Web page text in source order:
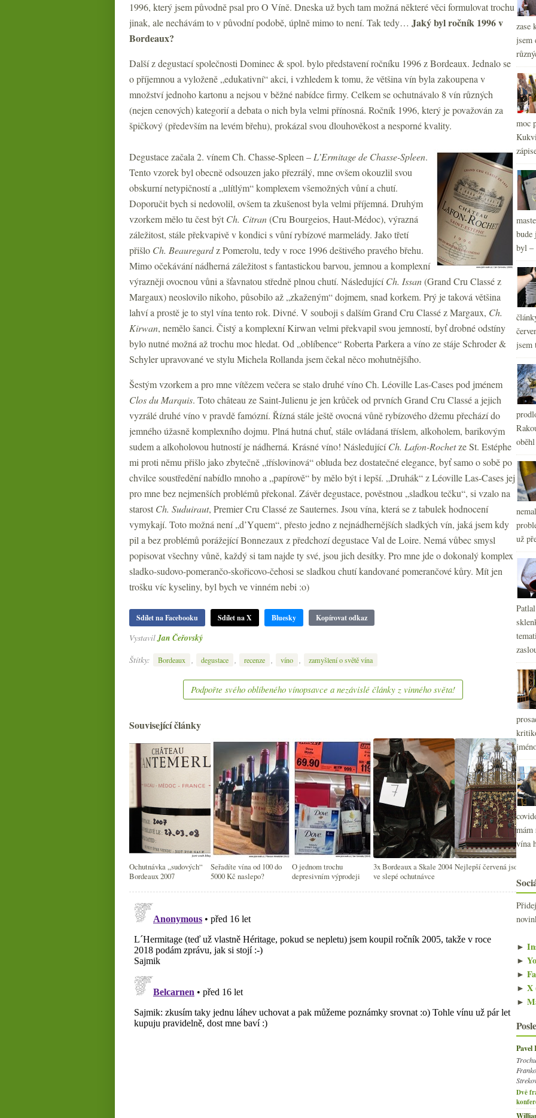
1996, který jsem původně psal pro O Víně. Dneska už bych tam možná některé věci formulovat trochu
jinak, ale nechávám to v původní podobě, úplně mimo to není. Tak tedy… Jaký byl ročník 1996 v
Bordeaux?
Další z degustací společnosti Dominec & spol. bylo představení ročníku 1996 z Bordeaux. Jednalo se
o příjemnou a vyloženě „edukativní“ akci, i vzhledem k tomu, že většina vín byla zakoupena v
množství jednoho kartonu a nejsou v běžné nabídce firmy. Celkem se ochutnávalo 8 vín různých
(nejen cenových) kategorií a debata o nich byla velmi přínosná. Ročník 1996, který je považován za
špičkový (především na levém břehu), prokázal svou dlouhověkost a nesporné kvality.
Degustace začala 2. vínem Ch. Chasse-Spleen – L’Ermitage de Chasse-Spleen.
Tento vzorek byl obecně odsouzen jako přezrálý, mne ovšem okouzlil svou
obskurní netypičností a „ulítlým“ komplexem všemožných vůní a chutí.
Doporučit bych si nedovolil, ovšem ta zkušenost byla velmi příjemná. Druhým
vzorkem mělo tu čest být Ch. Citran(Cru Bourgeios, Haut-Médoc), výrazná
záležitost, stále překvapivě v kondici s vůní rybízové marmelády. Jako třetí
přišlo Ch. Beauregardz Pomerolu, tedy v roce 1996 deštivého pravého břehu.
Mimo očekávání nádherná záležitost s fantastickou barvou, jemnou a komplexní
výrazněji ovocnou vůni a šťavnatou středně plnou chutí. NásledujícíCh. Issan(Grand Cru Classé z
Margaux) neoslovilo nikoho, působilo až „zkaženým“ dojmem, snad korkem. Prý je taková většina
lahví a prostě je to styl vína tento rok. Divné. V souboji s dalším Grand Cru Classé z Margaux, Ch.
Kirwan, nemělo šanci. Čistý a komplexní Kirwan velmi překvapil svou jemností, byť drobné odstíny
bylo nutné možná až trochu moc hledat. Od „oblíbence“ Roberta Parkera a víno ze stáje Schroder &
Schyler upravované ve stylu Michela Rollanda jsem čekal něco mohutnějšího.
Šestým vzorkem a pro mne vítězem večera se stalo druhé víno Ch. Léoville Las-Cases pod jménem
Clos du Marquis. Toto château ze Saint-Julienu je jen krůček od prvních Grand Cru Classé a jejich
vyzrálé druhé víno v pravdě famózní. Řízná stále ještě ovocná vůně rybízového džemu přechází do
jemného úžasně komplexního dojmu. Plná hutná chuť, stále ovládaná tříslem, alkoholem, barikovým
sudem a alkoholovou hutností je nádherná. Krásné víno! NásledujícíCh. Lafon-Rochetze St. Estéphe
mi proti němu přišlo jako zbytečně „tříslovinová“ obluda bez dostatečné elegance, byť samo o sobě po
chvilce soustředění nabídlo mnoho a „papírově“ by mělo být i lepší. „Druhák“ z Léoville Las-Cases jej
pro mne bez nejmenších problémů překonal. Závěr degustace, pověstnou „sladkou tečku“, si vzalo na
starost Ch. Suduiraut, Premier Cru Classé ze Sauternes. Jsou vína, která se z tabulek hodnocení
vymykají. Toto možná není „d’Yquem“, přesto jedno z nejnádhernějších sladkých vín, jaká jsem kdy
pil a bez problémů porážející Bonnezaux z předchozí degustace Val de Loire. Nemá vůbec smysl
popisovat všechny vůně, každý si tam najde ty své, jsou jich desítky. Pro mne jde o dokonalý komplex
sladko-sudovo-pomerančo-skořicovo-čehosi se sladkou chutí kandované pomerančové kůry. Mít jen
trošku víc kyseliny, byl bych ve vinném nebi :o)
Sdílet na Facebooku Sdílet na X Bluesky Kopírovat odkaz
VystavilJan Čeřovský
Štítky:
Bordeaux degustace recenze víno zamyšlení o světě vína
Podpořte svého oblíbeného vínopsavce a nezávislé články z vinného světa!
Související články
Ochutnávka „sudových“
Bordeaux 2007
Seřadíte vína od 100 do
5000 Kč naslepo?
O jednom trochu
depresivním výprodeji
3x Bordeaux a Skale 2004
ve slepé ochutnávce
Nejlepší červená jsou z…
►
►
zase
jsem
moc
bude
byl –
jsem
už
mám
vína
►
►
►
► X
►
Pavel
Dvě